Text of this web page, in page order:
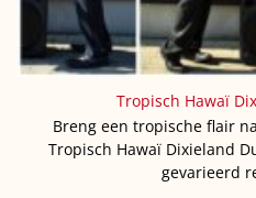
Tropisch Hawaï
Breng een tropische flair
Tropisch Hawaï Dixieland
gevarieerd